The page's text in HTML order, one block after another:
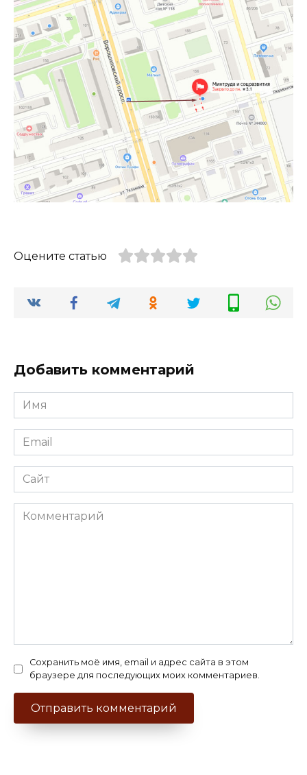
Оцените статью
Добавить комментарий
Имя
*
Email
*
Сайт
Комментарий
Сохранить моё имя, email и адрес сайта в этом
браузере для последующих моих комментариев.